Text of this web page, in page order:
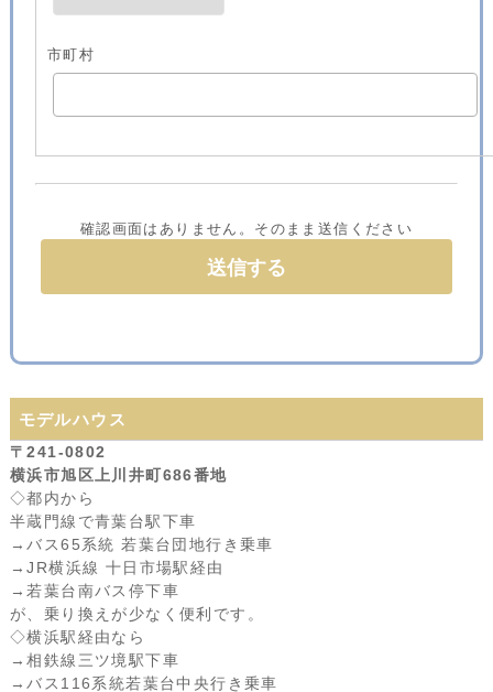
市町村
確認画面はありません。そのまま送信ください
モデルハウス
〒241-0802
横浜市旭区上川井町686番地
◇都内から
半蔵門線で青葉台駅下車
→バス65系統 若葉台団地行き乗車
→JR横浜線 十日市場駅経由
→若葉台南バス停下車
が、乗り換えが少なく便利です。
◇横浜駅経由なら
→相鉄線三ツ境駅下車
→バス116系統若葉台中央行き乗車